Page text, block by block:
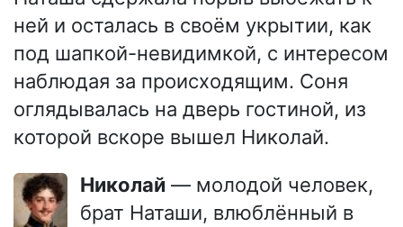
ней и осталась в своём укрытии, как
под шапкой-невидимкой, с интересом
наблюдая за происходящим. Соня
оглядывалась на дверь гостиной, из
которой вскоре вышел Николай.
Николай — молодой человек,
брат Наташи, влюблённый в